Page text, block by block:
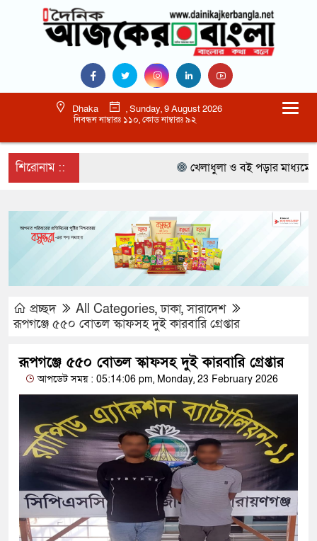
Dhaka
, Sunday, 9 August 2026
নিবন্ধন নাম্বারঃ ১১০, কোড নাম্বারঃ ৯২
শিরোনাম :: খেলাধুলা ও বই পড়ার মাধ্যমে
প্রচ্ছদ All Categories,ঢাকা,সারাদেশ
রূপগঞ্জে ৫৫০ বোতল স্কাফসহ দুই কারবারি গ্রেপ্তার
রূপগঞ্জে ৫৫০ বোতল স্কাফসহ দুই কারবারি গ্রেপ্তার
আপডেট সময় : 05:14:06 pm, Monday, 23 February 2026